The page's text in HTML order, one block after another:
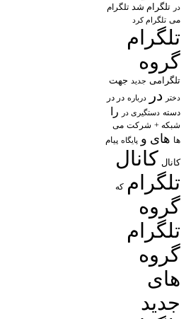
در تلگرام شد تلگرام
می تلگرام کرد
تلگرام
گروه
تلگرامی جدید جهت
دختر در درباره در در
دسته دستگیری در را
شبکه + شرکت می
ها های و پایگاه پیام
کانال کانال
تلگرام که
گروه
تلگرام
گروه
های
جدید